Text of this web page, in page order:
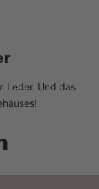
Leder. Und das